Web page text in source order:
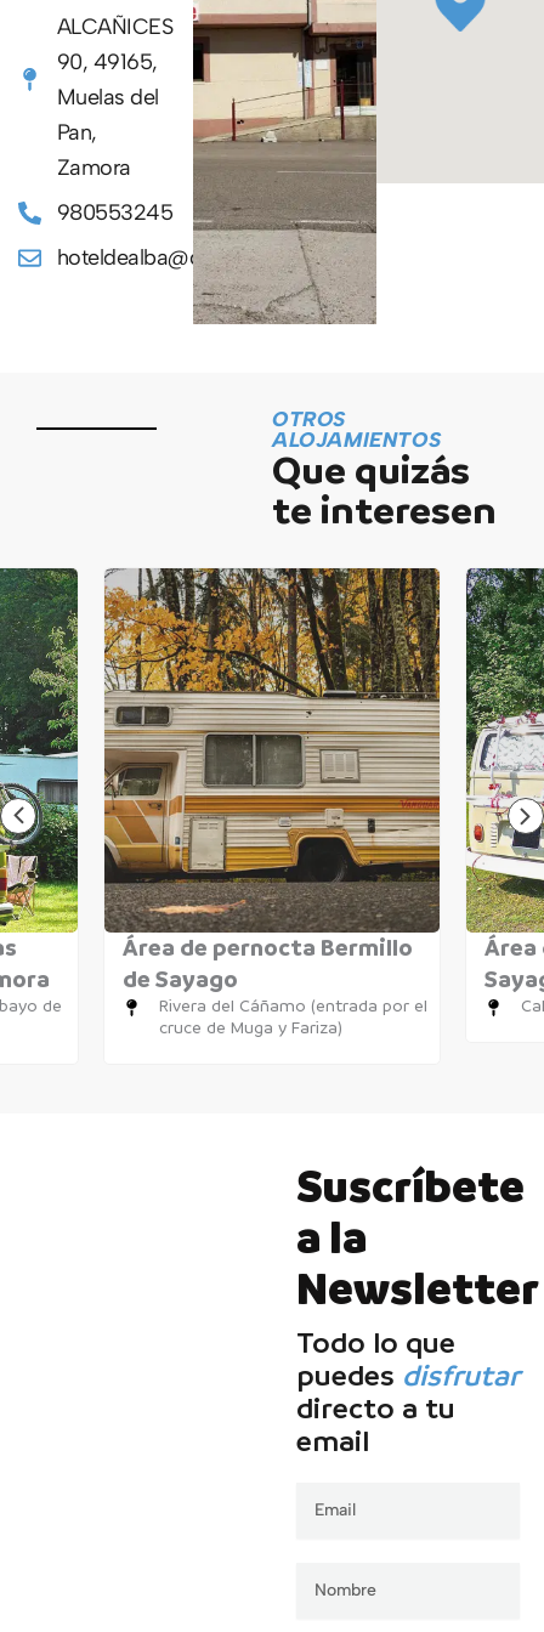
ALCAÑICES
90, 49165,
Muelas del
Pan,
Zamora
980553245
hoteldealba@gmail.com
OTROS
ALOJAMIENTOS
Que quizás
te interesen
de
Área de pernocta Bermillo
de Sayago
Rivera del Cáñamo (entrada por el
cruce de Muga y Fariza)
Área
Suscríbete
a la
Newsletter
Todo lo que
puedes disfrutar
directo a tu
email